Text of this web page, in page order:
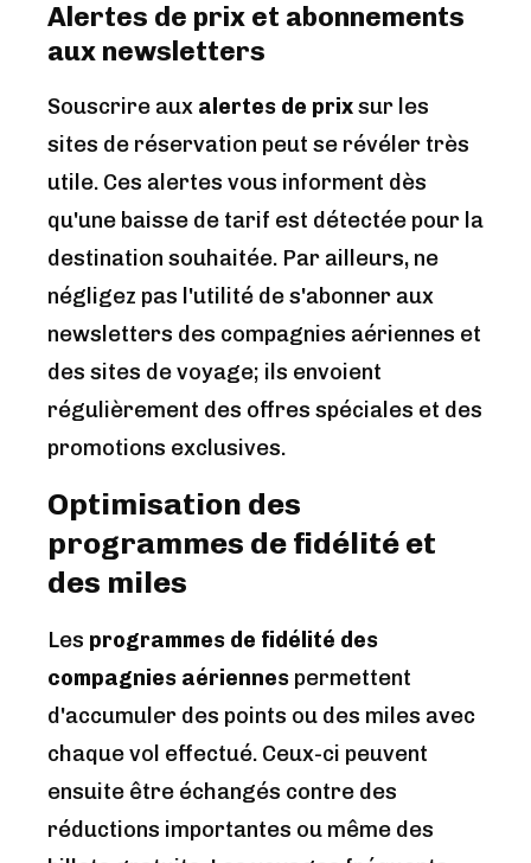
Alertes de prix et abonnements
aux newsletters
Souscrire aux alertes de prixsur les
sites de réservation peut se révéler très
utile. Ces alertes vous informent dès
qu'une baisse de tarif est détectée pour la
destination souhaitée. Par ailleurs, ne
négligez pas l'utilité de s'abonner aux
newsletters des compagnies aériennes et
des sites de voyage; ils envoient
régulièrement des offres spéciales et des
promotions exclusives.
Optimisation des
programmes de fidélité et
des miles
Les programmes de fidélité des
compagnies aériennes permettent
d'accumuler des points ou des miles avec
chaque vol effectué. Ceux-ci peuvent
ensuite être échangés contre des
réductions importantes ou même des